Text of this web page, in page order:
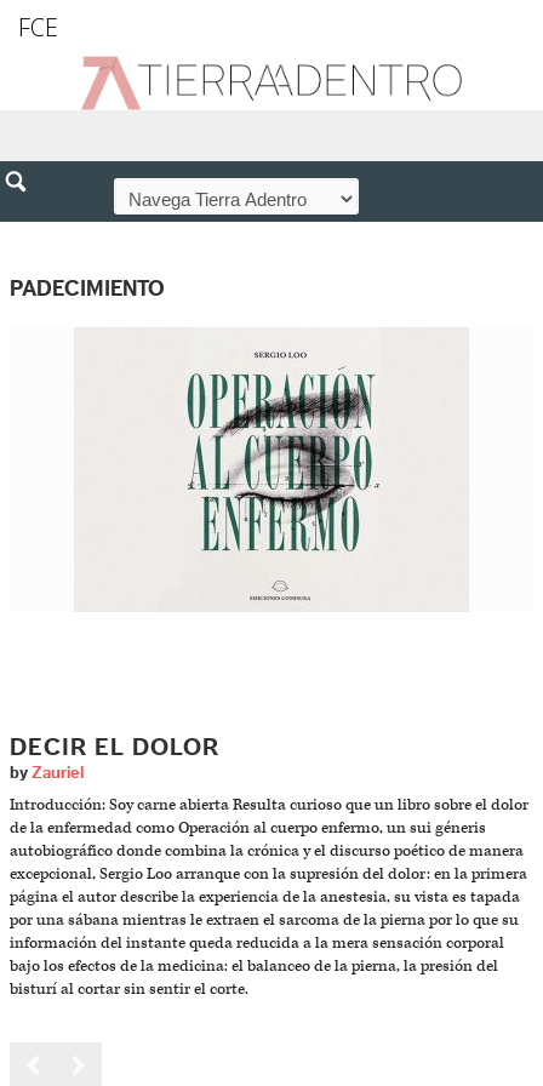
FCE
PADECIMIENTO
DECIR EL DOLOR
by Zauriel
Introducción: Soy carne abierta Resulta curioso que un libro sobre el dolor
de la enfermedad como Operación al cuerpo enfermo, un sui géneris
autobiográfico donde combina la crónica y el discurso poético de manera
excepcional, Sergio Loo arranque con la supresión del dolor: en la primera
página el autor describe la experiencia de la anestesia, su vista es tapada
por una sábana mientras le extraen el sarcoma de la pierna por lo que su
información del instante queda reducida a la mera sensación corporal
bajo los efectos de la medicina: el balanceo de la pierna, la presión del
bisturí al cortar sin sentir el corte.